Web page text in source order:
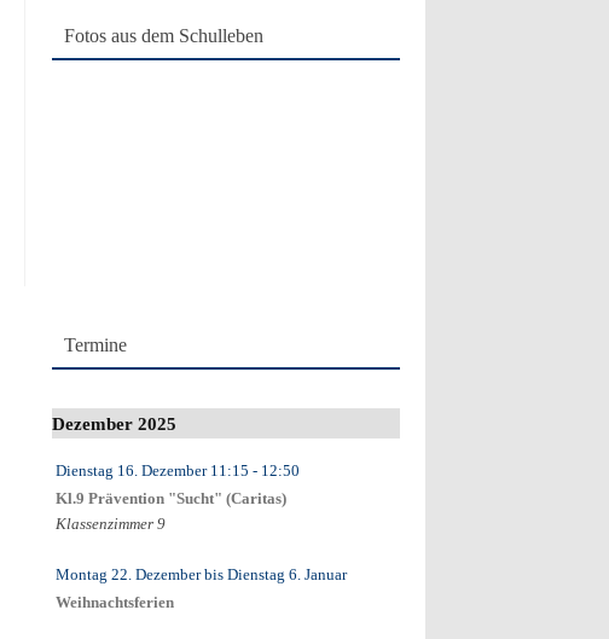
Fotos aus dem Schulleben
Termine
Dezember 2025
Dienstag 16. Dezember11:15 - 12:50
Kl.9 Prävention "Sucht" (Caritas)
Klassenzimmer 9
Montag 22. Dezemberbis Dienstag 6. Januar
Weihnachtsferien